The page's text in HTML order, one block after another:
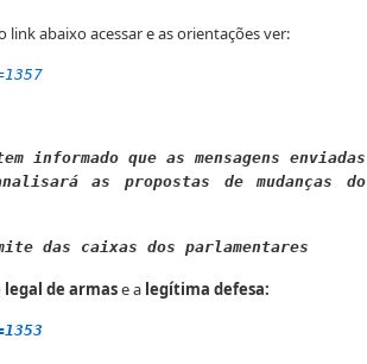
abaixo acessar e as orientações ver:
informado que as mensagens enviadas
as propostas de mudanças do
das caixas dos parlamentares
de armase a legítima defesa: